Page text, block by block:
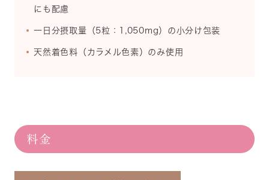
にも配慮
一日分摂取量（5粒：1,050mg）の小分け包装
天然着色料（カラメル色素）のみ使用
料金